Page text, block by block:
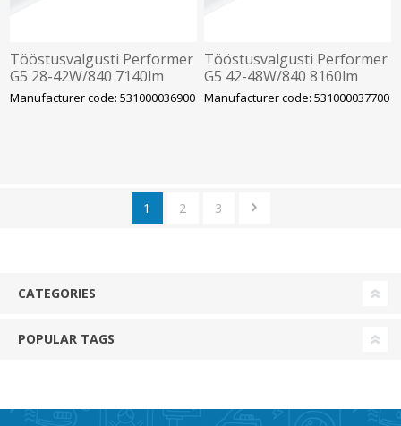
Tööstusvalgusti Performer
G5 28-42W/840 7140lm
IP66 IK08 Läbivj. 1580mm
Manufacturer code: 531000036900
Tööstusvalgusti Performer
G5 42-48W/840 8160lm
IP66 IK08 Läbivj. 1580mm
Manufacturer code: 531000037700
1 2 3
CATEGORIES
POPULAR TAGS